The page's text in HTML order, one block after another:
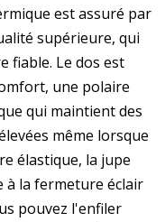
est assuré par
supérieure, qui
fiable. Le dos est
une polaire
qui maintient des
même lorsque
élastique, la jupe
à la fermeture éclair
pouvez l'enfiler